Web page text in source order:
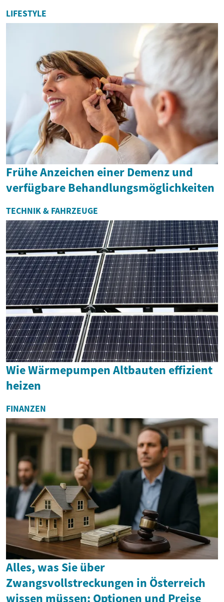
LIFESTYLE
Frühe Anzeichen einer Demenz und
verfügbare Behandlungsmöglichkeiten
TECHNIK & FAHRZEUGE
Wie Wärmepumpen Altbauten effizient
heizen
FINANZEN
Alles, was Sie über
Zwangsvollstreckungen in Österreich
wissen müssen: Optionen und Preise